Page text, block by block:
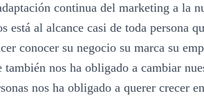
continua del marketing a la
está al alcance casi de toda persona
conocer su negocio su marca su
nos ha obligado a cambiar
nos ha obligado a querer crecer